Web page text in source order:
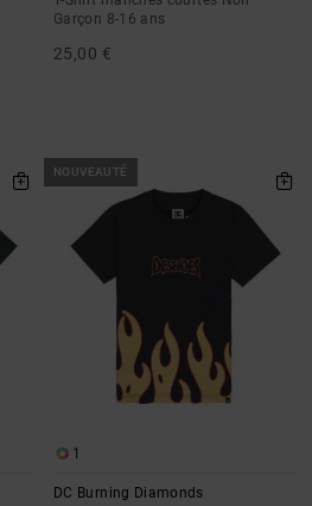
Garçon 8-16 ans
25,00 €
NOUVEAUTÉ
1
DC Burning Diamonds